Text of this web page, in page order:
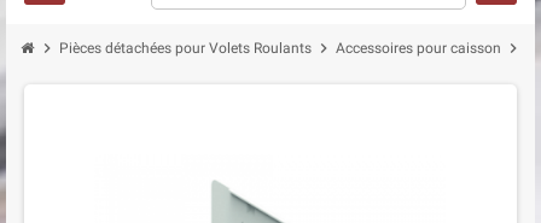
chevron_right Pièces détachées pour Volets Roulants chevron_right Accessoires pour caisson chevron_right